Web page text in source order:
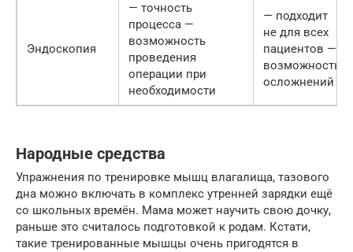
Эндоскопия
— точность
процесса —
возможность
проведения
операции при
необходимости
— подходит
не для всех
пациентов —
возможность
осложнений
Народные средства
Упражнения по тренировке мышц влагалища, тазового
дна можно включать в комплекс утренней зарядки ещё
со школьных времён. Мама может научить свою дочку,
раньше это считалось подготовкой к родам. Кстати,
такие тренированные мышцы очень пригодятся в